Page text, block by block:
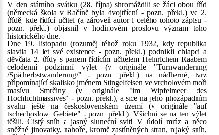
V den státního svátku (28. října) shromáždili se žáci obou tříd
(německá škola v Račíně byla dvojtřídní - pozn. překl.) ve 2.
třídě, kde řídící učitel (a zároveň autor i celého tohoto zápisu -
pozn. překl.) objasnil v hodinovém proslovu význam toho
historického dne.
Dne 19. listopadu (rozuměj téhož roku 1932, kdy republika
slavila 14 let své existence - pozn. překl.) podnikli chlapci a
děvčata 2. třídy s panem řídícím učitelem Heinrichem Raabem
celodenní podzimní výlet (v originále "Turnwanderung
/Spätherbstwanderung/" - pozn. překl.) na nádherné, tvrz
připomínající skalisko jménem Stingelfelsen ve vrcholovém moři
masívu Smrčiny (v originále "im Wipfelmeer des
Hochfichtmassives" - pozn. překl.), a sice na jeho jihozápadním
svahu ještě na československém území (v originále "auf
tschechoslow. Gebiete" - pozn. překl.). Všichni se na ten výlet
těšili. Čistý sníh a jasný sluneční svit! V údolí mráz a něco
sněžné jinovatky, nahoře, kromě zastíněných stran, nijaký sníh,